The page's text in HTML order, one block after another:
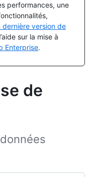
performances, une
version de
sur la mise à
Enterprise.
de